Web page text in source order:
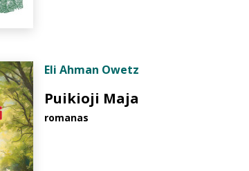
Eli Ahman Owetz
Puikioji Maja
romanas